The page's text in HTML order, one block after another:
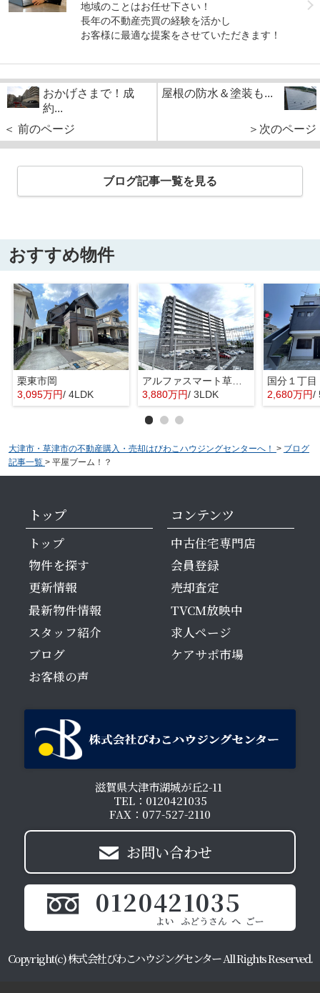
地域のことはお任せ下さい！
長年の不動産売買の経験を活かし
お客様に最適な提案をさせていただきます！
おかげさまで！成
約...
＜ 前のページ
屋根の防水＆塗装も...
＞次のページ
ブログ記事一覧を見る
おすすめ物件
栗東市岡
3,095万円/ 4LDK
アルファスマート草津新浜町
3,880万円/ 3LDK
国分１丁目
2,680万円/
大津市・草津市の不動産購入・売却はびわこハウジングセンターへ！ > ブログ
記事一覧 > 平屋ブーム！？
トップ
トップ
物件を探す
更新情報
最新物件情報
スタッフ紹介
ブログ
お客様の声
コンテンツ
中古住宅専門店
会員登録
売却査定
TVCM放映中
求人ページ
ケアサポ市場
滋賀県大津市湖城が丘2-11
TEL：0120421035
FAX：077-527-2110
お問い合わせ
0120421035
Copyright(c) 株式会社びわこハウジングセンター All Rights Reserved.